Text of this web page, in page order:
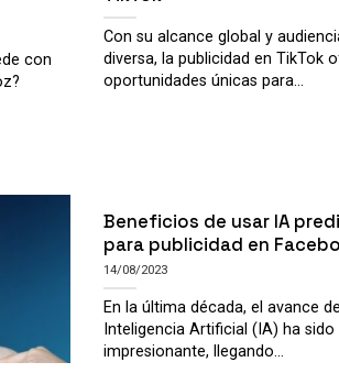
con
Con su alcance global y
diversa, la publicidad en TikTok
oportunidades únicas para...
Beneficios de usar IA
para publicidad en
14/08/2023
En la última década, el avance
Inteligencia Artificial (IA) ha sido
impresionante, llegando...